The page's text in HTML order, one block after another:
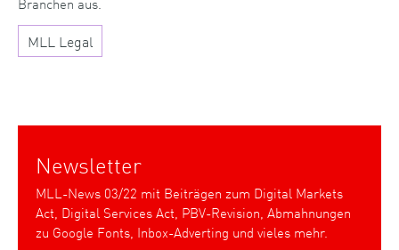
MLL Legal
Newsletter
MLL-News 03/22 mit Beiträgen zum Digital Markets
Act, Digital Services Act, PBV-Revision, Abmahnungen
zu Google Fonts, Inbox-Adverting und vieles mehr.